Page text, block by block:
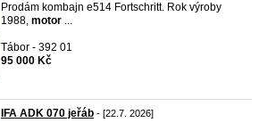
Prodám kombajn e514 Fortschritt. Rok výroby
1988, motor ...
Tábor - 392 01
95 000 Kč
IFA ADK 070 jeřáb - [22.7. 2026]